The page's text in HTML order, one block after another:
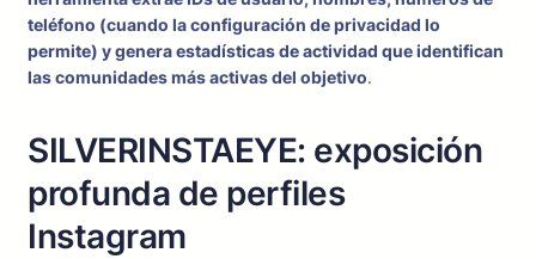
teléfono (cuando la configuración de privacidad lo
permite) y genera estadísticas de actividad que identifican
las comunidades más activas del objetivo.
SILVERINSTAEYE: exposición
profunda de perfiles
Instagram